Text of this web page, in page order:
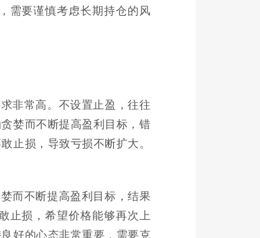
需要谨慎考虑长期持仓的风
非常高。不设置止盈，往往
婪而不断提高盈利目标，错
止损，导致亏损不断扩大。
而不断提高盈利目标，结果
止损，希望价格能够再次上
好的心态非常重要，需要克